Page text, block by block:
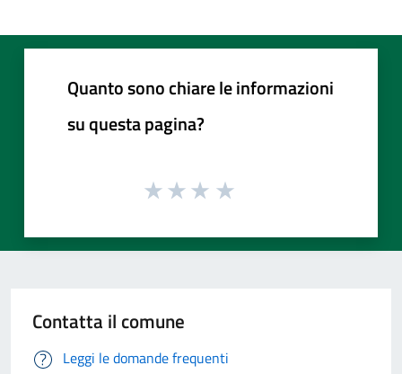
Quanto sono chiare le informazioni
su questa pagina?
Contatta il comune
Leggi le domande frequenti